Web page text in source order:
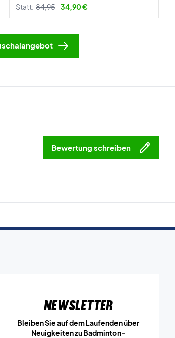
Statt: 84,95 34,90 €
Bewertung schreiben
Newsletter
Bleiben Sie auf dem Laufenden über
Neuigkeiten zu Badminton-